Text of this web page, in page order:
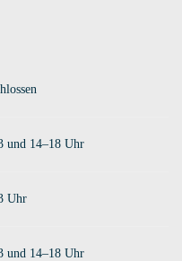
und 14–18 Uhr
Uhr
und 14–18 Uhr